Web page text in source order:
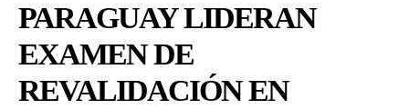
PARAGUAY LIDERAN
EXAMEN DE
REVALIDACIÓN EN